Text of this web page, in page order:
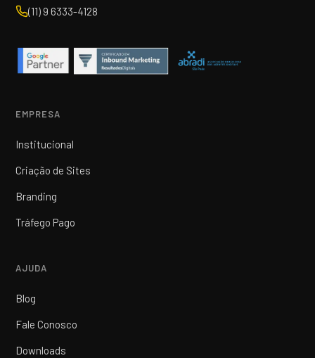
(11) 9 6333-4128
EMPRESA
Institucional
Criação de Sites
Branding
Tráfego Pago
AJUDA
Blog
Fale Conosco
Downloads